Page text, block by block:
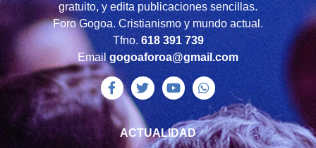
gratuito, y edita publicaciones sencillas.
Foro Gogoa. Cristianismo y mundo actual.
Tfno. 618 391 739
Emailgogoaforoa@gmail.com
ACTUALIDAD